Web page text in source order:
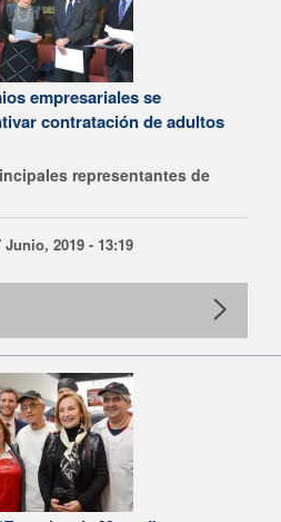
empresariales se
contratación de adultos
representantes de
2019 - 13:19